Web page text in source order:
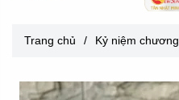
Trang chủ / Kỷ niệm chương